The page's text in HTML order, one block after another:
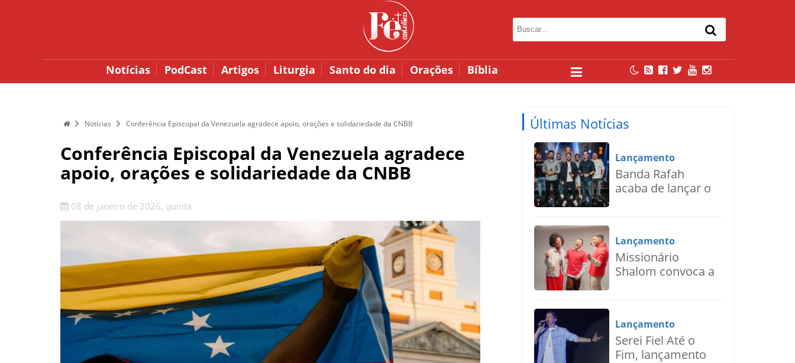
Notícias PodCast Artigos Liturgia Santo do dia Orações Bíblia
Notícias Conferência Episcopal da Venezuela agradece apoio, orações e solidariedade da CNBB
Conferência Episcopal da Venezuela agradece
apoio, orações e solidariedade da CNBB
08 de janeiro de 2026, quinta
Últimas Notícias
Lançamento
Banda Rafah
acaba de lançar o
Lançamento
Missionário
Shalom convoca a
Ressoa
Lançamento
Serei Fiel Até o
Fim, lançamento